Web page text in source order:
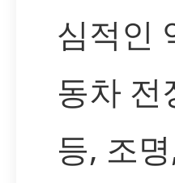
심적인
동차 전
등, 조